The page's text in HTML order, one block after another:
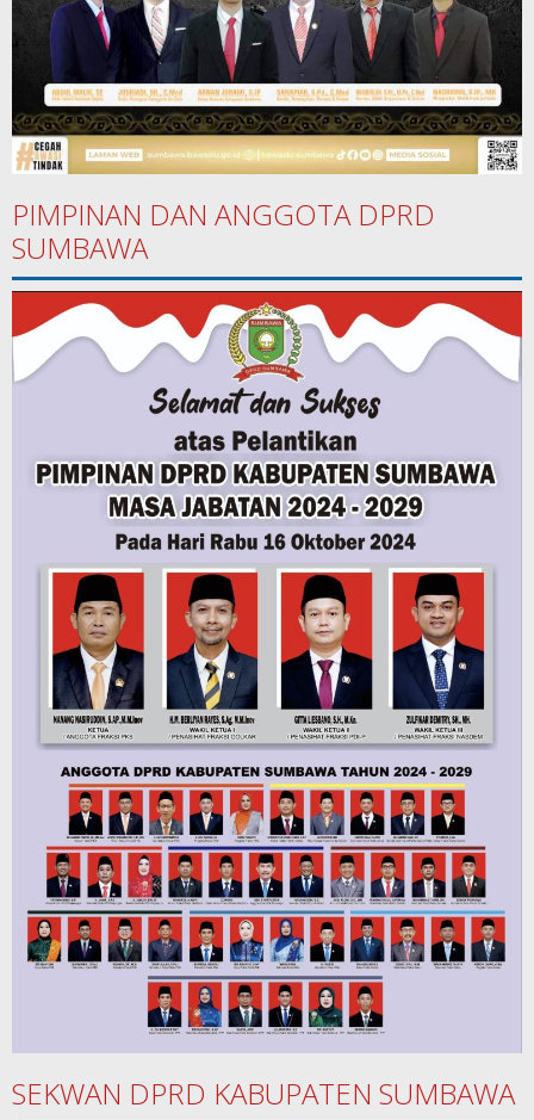
PIMPINAN DAN ANGGOTA DPRD
SUMBAWA
SEKWAN DPRD KABUPATEN SUMBAWA